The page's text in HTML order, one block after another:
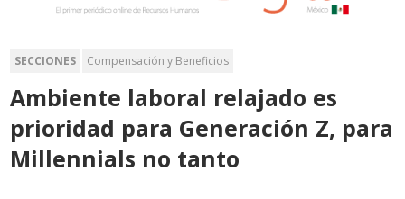
SECCIONES Compensación y Beneficios
Ambiente laboral relajado es
prioridad para Generación Z, para
Millennials no tanto